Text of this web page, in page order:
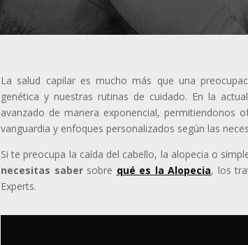
La salud capilar es mucho más que una
genética y nuestras rutinas de cuidado. En la
avanzado de manera exponencial, permitiendonos
vanguardia y enfoques personalizados según las
Si te preocupa la caída del cabello, la alopecia o
necesitas sabersobre qué es la Alopecia, los
Experts.